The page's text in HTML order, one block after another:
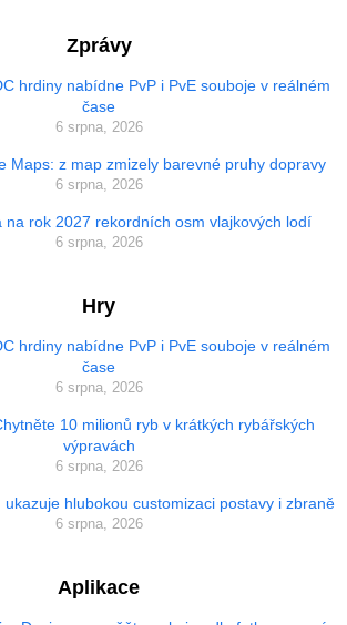
Zprávy
hrdiny nabídne PvP i PvE souboje v reálném
čase
6 srpna, 2026
Maps: z map zmizely barevné pruhy dopravy
6 srpna, 2026
na rok 2027 rekordních osm vlajkových lodí
6 srpna, 2026
Hry
hrdiny nabídne PvP i PvE souboje v reálném
čase
6 srpna, 2026
10 milionů ryb v krátkých rybářských
výpravách
6 srpna, 2026
ukazuje hlubokou customizaci postavy i zbraně
6 srpna, 2026
Aplikace